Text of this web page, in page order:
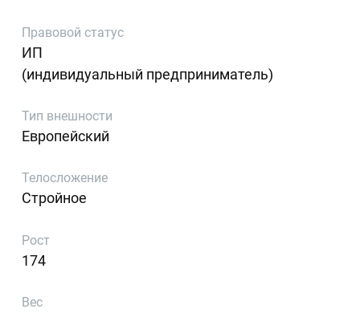
Правовой статус
ИП
(индивидуальный предприниматель)
Тип внешности
Европейский
Телосложение
Стройное
Рост
174
Вес